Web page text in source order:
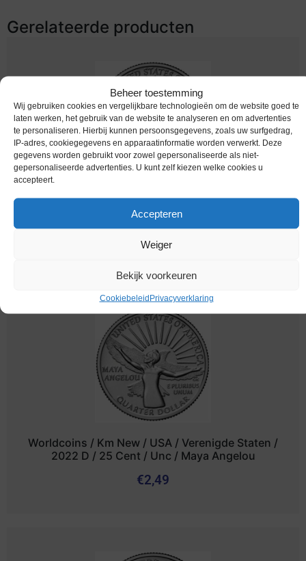
Beheer toestemming
Wij gebruiken cookies en vergelijkbare technologieën om de website goed te
laten werken, het gebruik van de website te analyseren en om advertenties
te personaliseren. Hierbij kunnen persoonsgegevens, zoals uw surfgedrag,
IP-adres, cookiegegevens en apparaatinformatie worden verwerkt. Deze
gegevens worden gebruikt voor zowel gepersonaliseerde als niet-
gepersonaliseerde advertenties. U kunt zelf kiezen welke cookies u
accepteert.
Accepteren
Weiger
Bekijk voorkeuren
CookiebeleidPrivacyverklaring
Gerelateerde producten
Worldcoins / Km New / USA / Verenigde Staten /
2022 P / 25 Cent / Unc / Maya Angelou
Worldcoins / Km New / USA / Verenigde Staten /
2022 D / 25 Cent / Unc / Maya Angelou
€2,49